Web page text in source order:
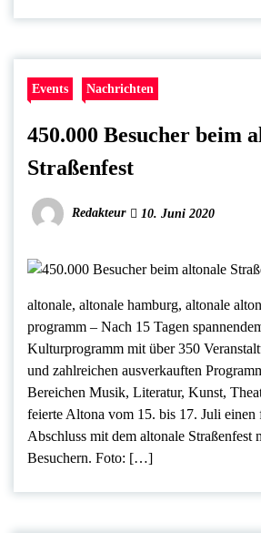
Events Nachrichten
450.000 Besucher beim
Straßenfest
Redakteur 10. Juni 2020
altonale, altonale hamburg, altonale
programm – Nach 15 Tagen
Kulturprogramm mit über 350
und zahlreichen ausverkauften
Bereichen Musik, Literatur, Kunst,
feierte Altona vom 15. bis 17. Juli einen
Abschluss mit dem altonale Straßenfest
Besuchern. Foto: […]